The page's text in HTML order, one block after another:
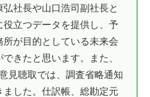
社長や山口浩司副社長と
立つデータを提供し、予
が目的としている未来会
きたと思います。また、
見聴取では、調査省略通知
した。仕訳帳、総勘定元